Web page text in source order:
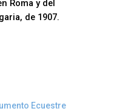
Roma y del
de 1907.
Ecuestre